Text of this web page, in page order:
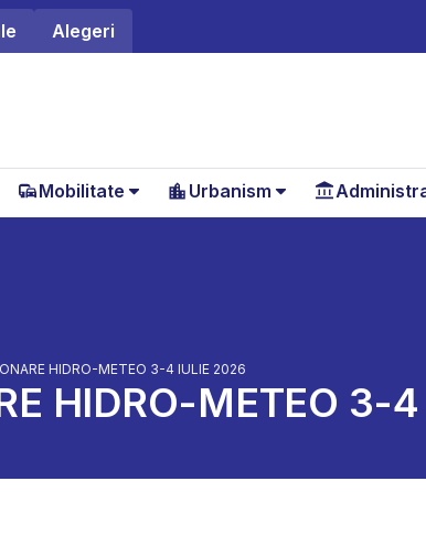
Alegeri
Mobilitate Urbanism
HIDRO-METEO 3-4 IULIE 2026
HIDRO-METEO 3-